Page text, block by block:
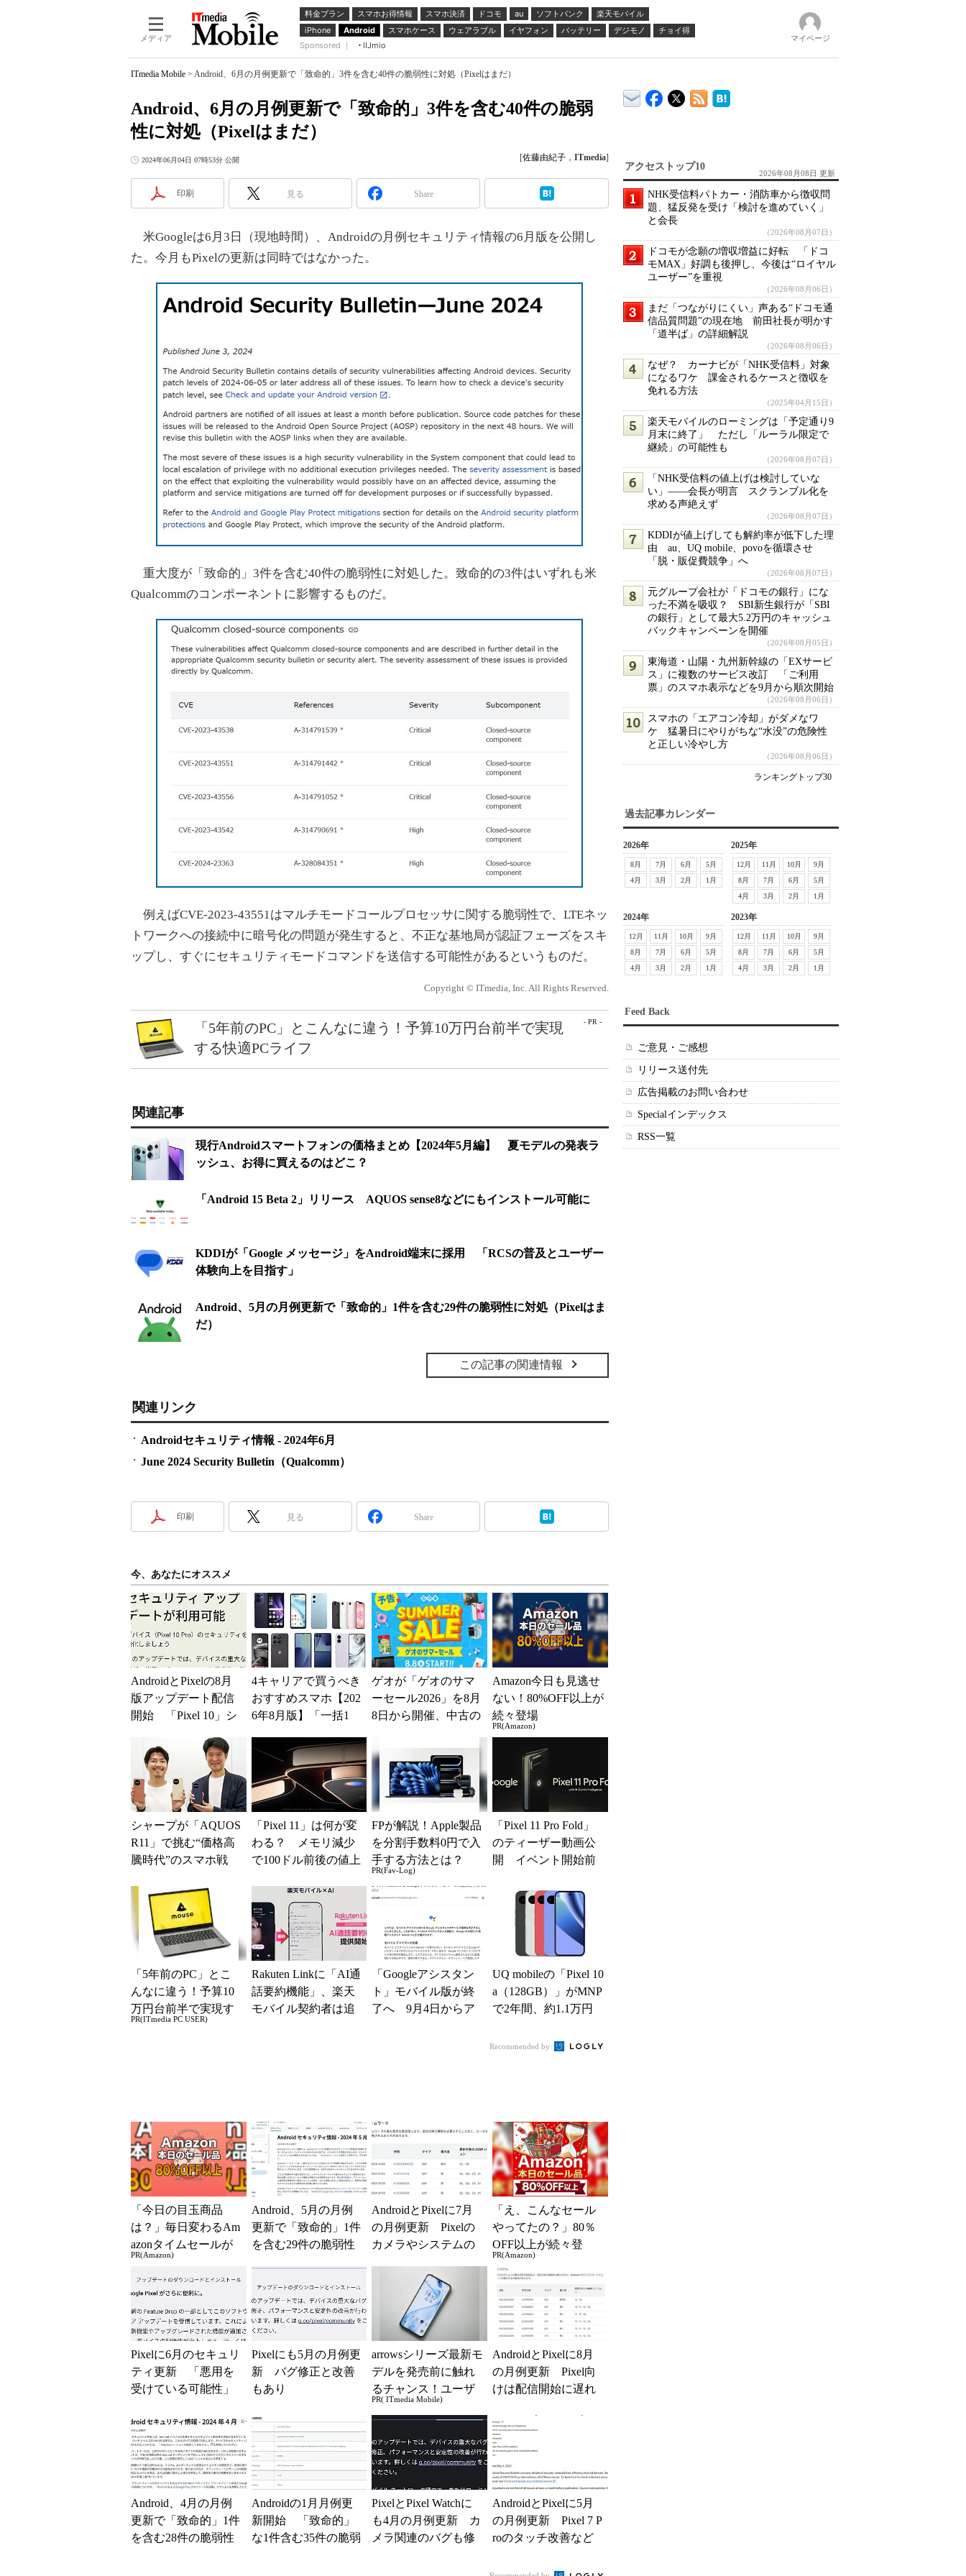
メディア
料金プラン スマホお得情報 スマホ決済 ドコモ au ソフトバンク
楽天モバイル
iPhone
Android スマホケース ウェアラブル イヤフォン バッテリー デジモノ
チョイ得
Sponsored ｜
IIJmio
マイページ
ITmedia Mobile > Android、6月の月例更新で「致命的」3件を含む40件の脆弱性に対処（Pixelはまだ）
Android、6月の月例更新で「致命的」3件を含む40件の脆弱
性に対処（Pixelはまだ）
2024年06月04日 07時53分 公開 [佐藤由紀子 ， ITmedia]
印刷 見る Share
米Googleは6月3日（現地時間）、Androidの月例セキュリティ情報の6月版を公開し
た。今月もPixelの更新は同時ではなかった。
重大度が「致命的」3件を含む40件の脆弱性に対処した。致命的の3件はいずれも米
Qualcommのコンポーネントに影響するものだ。
例えばCVE-2023-43551はマルチモードコールプロセッサに関する脆弱性で、LTEネッ
トワークへの接続中に暗号化の問題が発生すると、不正な基地局が認証フェーズをスキ
ップし、すぐにセキュリティモードコマンドを送信する可能性があるというものだ。
Copyright © ITmedia, Inc. All Rights Reserved.
- PR -
「5年前のPC」とこんなに違う！予算10万円台前半で実現
する快適PCライフ
関連記事
現行Androidスマートフォンの価格まとめ【2024年5月編】 夏モデルの発表ラ
ッシュ、お得に買えるのはどこ？
「Android 15 Beta 2」リリース AQUOS sense8などにもインストール可能に
KDDIが「Google メッセージ」をAndroid端末に採用 「RCSの普及とユーザー
体験向上を目指す」
Android、5月の月例更新で「致命的」1件を含む29件の脆弱性に対処（Pixelはま
だ）
この記事の関連情報
関連リンク
Androidセキュリティ情報 - 2024年6月
June 2024 Security Bulletin（Qualcomm）
印刷 見る Share
今、あなたにオススメ
AndroidとPixelの8月
版アップデート配信
開始 「Pixel 10」シ
合修...
4キャリアで買うべき
おすすめスマホ【202
6年8月版】「一括1
得なiPhone／...
ゲオが「ゲオのサマ
ーセール2026」を8月
8日から開催、中古の
得に
Amazon今日も見逃せ
ない！80%OFF以上が
続々登場
PR(Amazon)
シャープが「AQUOS
R11」で挑む“価格高
騰時代”のスマホ戦
よりも既存ユーザ
ー...
「Pixel 11」は何が変
わる？ メモリ減少
で100ドル前後の値上
うわさを整理す...
FPが解説！Apple製品
を分割手数料0円で入
手する方法とは？
PR(Fav-Log)
「Pixel 11 Pro Fold」
のティーザー動画公
開 イベント開始前
「5年前のPC」とこ
んなに違う！予算10
万円台前半で実現す
る快適PCライフ
PR(ITmedia PC USER)
Rakuten Linkに「AI通
話要約機能」、楽天
モバイル契約者は追
「Googleアシスタン
ト」モバイル版が終
了へ 9月4日からア
UQ mobileの「Pixel 10
a（128GB）」がMNP
で2年間、約1.1万円
Recommended by
「今日の目玉商品
は？」毎日変わるAm
azonタイムセールが
見逃せない
PR(Amazon)
Android、5月の月例
更新で「致命的」1件
を含む29件の脆弱性
AndroidとPixelに7月
の月例更新 Pixelの
カメラやシステムの
「え、こんなセール
やってたの？」80％
OFF以上が続々登
場！Amazonの本気が
凄すぎる
PR(Amazon)
Pixelに6月のセキュリ
ティ更新 「悪用を
受けている可能性」
0件に対処
Pixelにも5月の月例更
新 バグ修正と改善
もあり
arrowsシリーズ最新モ
デルを発売前に触れ
るチャンス！ユーザ
ー座談会開催
PR( ITmedia Mobile)
AndroidとPixelに8月
の月例更新 Pixel向
けは配信開始に遅れ
Android、4月の月例
更新で「致命的」1件
を含む28件の脆弱性
Androidの1月月例更
新開始 「致命的」
な1件含む35件の脆弱
PixelとPixel Watchに
も4月の月例更新 カ
メラ関連のバグも修
AndroidとPixelに5月
の月例更新 Pixel 7 P
roのタッチ改善など
アクセストップ10
2026年08月08日 更新
NHK受信料パトカー・消防車から徴収問
題、猛反発を受け「検討を進めていく」
と会長
（2026年08月07日）
ドコモが念願の増収増益に好転 「ドコ
モMAX」好調も後押し、今後は“ロイヤル
ユーザー”を重視
（2026年08月06日）
まだ「つながりにくい」声ある“ドコモ通
信品質問題”の現在地 前田社長が明かす
「道半ば」の詳細解説
（2026年08月06日）
なぜ？ カーナビが「NHK受信料」対象
になるワケ 課金されるケースと徴収を
免れる方法
（2025年04月15日）
楽天モバイルのローミングは「予定通り9
月末に終了」 ただし「ルーラル限定で
継続」の可能性も
（2026年08月07日）
「NHK受信料の値上げは検討していな
い」――会長が明言 スクランブル化を
求める声絶えず
（2026年08月07日）
KDDIが値上げしても解約率が低下した理
由 au、UQ mobile、povoを循環させ
「脱・販促費競争」へ
（2026年08月07日）
元グループ会社が「ドコモの銀行」にな
った不満を吸収？ SBI新生銀行が「SBI
の銀行」として最大5.2万円のキャッシュ
バックキャンペーンを開催
（2026年08月05日）
東海道・山陽・九州新幹線の「EXサービ
ス」に複数のサービス改訂 「ご利用
票」のスマホ表示などを9月から順次開始
（2026年08月06日）
スマホの「エアコン冷却」がダメなワ
ケ 猛暑日にやりがちな“水没”の危険性
と正しい冷やし方
（2026年08月06日）
ランキングトップ30
過去記事カレンダー
2026年
8月 7月 6月
5月
4月
3月 2月 1月
2025年
12月 11月 10月
9月
8月
7月 6月
5月
4月
3月 2月 1月
2024年
12月 11月 10月
9月
8月
7月 6月
5月
4月
3月 2月 1月
2023年
12月 11月 10月
9月
8月
7月 6月
5月
4月
3月 2月 1月
Feed Back
ご意見・ご感想
リリース送付先
広告掲載のお問い合わせ
Specialインデックス
RSS一覧